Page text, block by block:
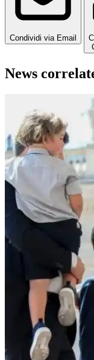
Condividi via Email
News